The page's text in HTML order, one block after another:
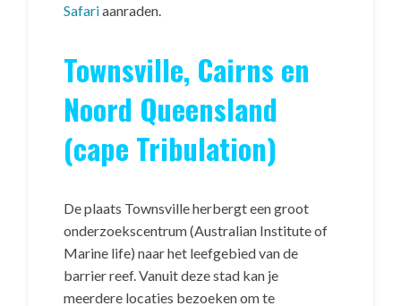
Safariaanraden.
Townsville, Cairns en
Noord Queensland
(cape Tribulation)
De plaats Townsville herbergt een groot
onderzoekscentrum (Australian Institute of
Marine life) naar het leefgebied van de
barrier reef. Vanuit deze stad kan je
meerdere locaties bezoeken om te